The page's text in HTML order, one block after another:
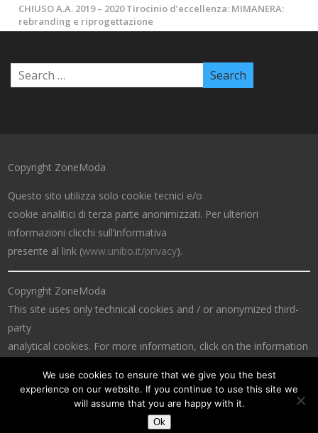
CHIUSO A.A. 2019 – 2020 Tirocinio d’eccellenza: MIMANERA:
rebranding e riprogettazione
Copyright ZoneModa
Questo sito utilizza solo cookie tecnici e/o
cookie analitici di terza parte anonimizzati. Per ulteriori
informazioni clicchi sull’informativa
presente al link (www.unibo.it/privacy).
Copyright ZoneModa
This site uses only technical cookies and / or anonymized third-
party
analytical cookies. For more information, click on the information
We use cookies to ensure that we give you the best
experience on our website. If you continue to use this site we
will assume that you are happy with it.
Ok